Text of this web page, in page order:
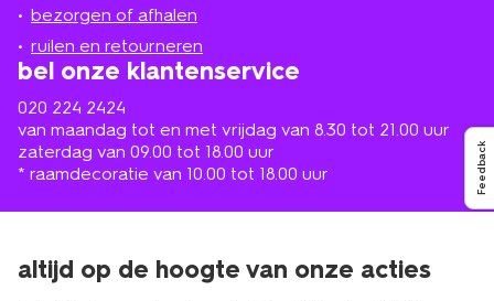
Feedback
bezorgen of afhalen
ruilen en retourneren
bel onze klantenservice
020 224 2424
van maandag tot en met vrijdag van 8.30 tot 21.00 uur
zaterdag van 09.00 tot 18.00 uur
* raamdecoratie van 10.00 tot 18.00 uur
de
buurt
altijd op de hoogte van onze acties